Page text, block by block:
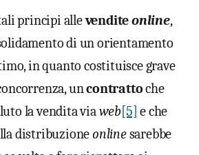
principi allevenditeonline,
di un orientamento
in quanto costituisce grave
uncontrattoche
la vendita viaweb[5] e che
distribuzioneonlinesarebbe